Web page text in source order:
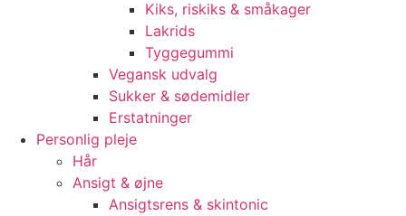
Kiks, riskiks & småkager
Lakrids
Tyggegummi
Vegansk udvalg
Sukker & sødemidler
Erstatninger
Personlig pleje
Hår
Ansigt & øjne
Ansigtsrens & skintonic